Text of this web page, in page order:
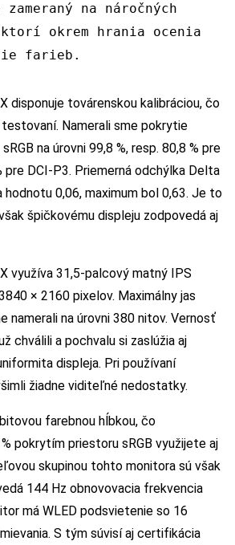
zameraný na náročných
okrem hrania ocenia
farieb.
disponuje továrenskou kalibráciou, čo
Namerali sme pokrytie
na úrovni 99,8 %, resp. 80,8 % pre
pre DCI-P3. Priemerná odchýlka Delta
hodnotu 0,06, maximum bol 0,63. Je to
špičkovému displeju zodpovedá aj
využíva 31,5-palcový matný IPS
× 2160 pixelov. Maximálny jas
namerali na úrovni 380 nitov. Vernosť
chválili a pochvalu si zaslúžia aj
displeja. Pri používaní
žiadne viditeľné nedostatky.
farebnou hĺbkou, čo
pokrytím priestoru sRGB využijete aj
skupinou tohto monitora sú však
144 Hz obnovovacia frekvencia
má WLED podsvietenie so 16
S tým súvisí aj certifikácia